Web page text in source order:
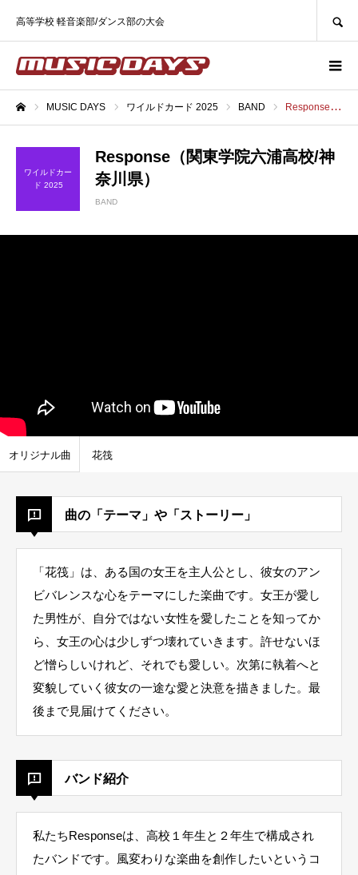
高等学校 軽音楽部/ダンス部の大会
MUSIC DAYS ワイルドカード 2025 BAND Response（関東学院六浦高校/神奈川県）
ワイルドカー
ド 2025
Response（関東学院六浦高校/神
奈川県）
BAND
オリジナル曲 花筏
曲の「テーマ」や「ストーリー」
「花筏」は、ある国の女王を主人公とし、彼女のアン
ビバレンスな心をテーマにした楽曲です。女王が愛し
た男性が、自分ではない女性を愛したことを知ってか
ら、女王の心は少しずつ壊れていきます。許せないほ
ど憎らしいけれど、それでも愛しい。次第に執着へと
変貌していく彼女の一途な愛と決意を描きました。最
後まで見届けてください。
バンド紹介
私たちResponseは、高校１年生と２年生で構成され
たバンドです。風変わりな楽曲を創作したいというコ